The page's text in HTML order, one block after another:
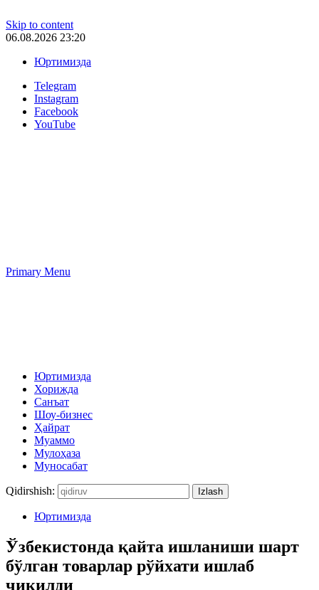
Skip to content
06.08.2026 23:20
Юртимизда
Telegram
Instagram
Facebook
YouTube
Primary Menu
Юртимизда
Хорижда
Санъат
Шоу-бизнес
Ҳайрат
Муаммо
Мулоҳаза
Муносабат
Qidirshish:
Юртимизда
Ўзбекистонда қайта ишланиши шарт
бўлган товарлар рўйхати ишлаб
чиқилди